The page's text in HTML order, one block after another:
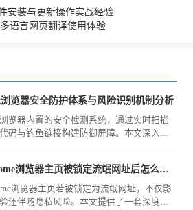
安装与更新操作实战经验
多语言网页翻译使用体验
览器安全防护体系与风险识别机制分析
览器内置的安全检测系统，通过实时扫描
码与钓鱼链接构建防御屏障。本文深入解
Chrome浏览器主页被锁定流氓网址后怎么通过注册表彻底修复
浏览器主页若被锁定为流氓网址，不仅影
还伴随隐私风险。本文提供了一套深度清